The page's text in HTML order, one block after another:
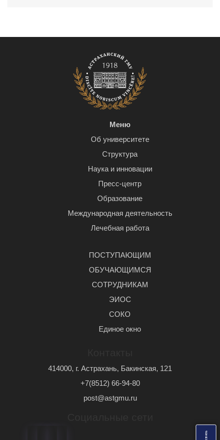
ь
Меню
Об университете
Структура
Наука и инновации
Пресс-центр
Образование
Международная деятельность
Лечебная работа
ПОСТУПАЮЩИМ
ОБУЧАЮЩИМСЯ
СОТРУДНИКАМ
ЭИОС
СОКО
Единое окно
414000, г. Астрахань, Бакинская, 121
+7(8512) 66-94-80
post@astgmu.ru